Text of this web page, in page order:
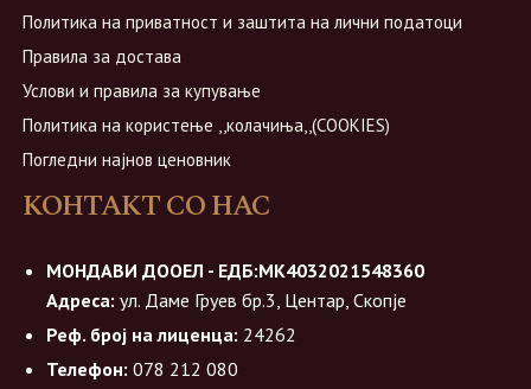
Политика на приватност и заштита на лични податоци
Правила за достава
Услови и правила за купување
Политика на користење ,,колачиња,,(COOKIES)
Погледни најнов ценовник
КОНТАКТ СО НАС
МОНДАВИ ДООЕЛ - ЕДБ:МК4032021548360
Адреса: ул. Даме Груев бр.3, Центар, Скопје
Реф. број на лиценца: 24262
Телефон: 078 212 080